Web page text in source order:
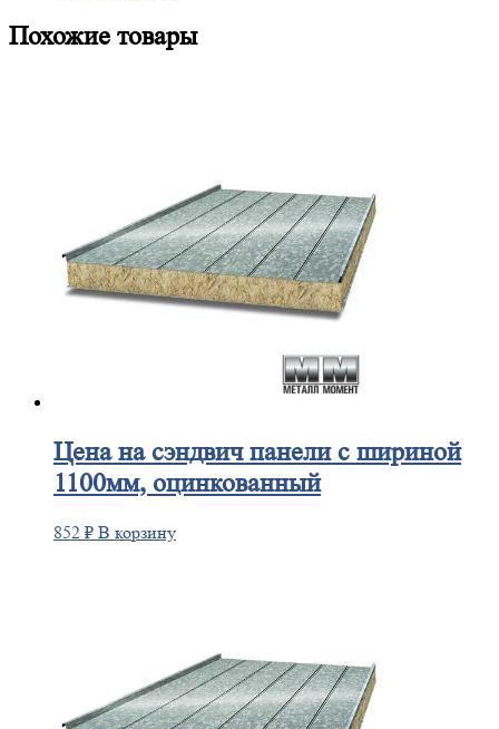
Похожие товары
Ценана сэндвич панели с шириной
1100мм, оцинкованный
852 ₽ В корзину